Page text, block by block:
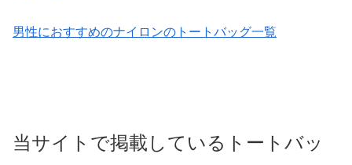
男性におすすめのナイロンのトートバッグ一覧
当サイトで掲載しているトートバッ